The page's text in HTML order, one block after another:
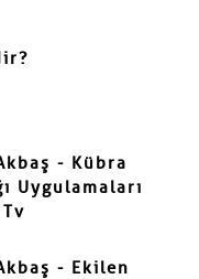
- Kübra
Uygulamaları
- Ekilen